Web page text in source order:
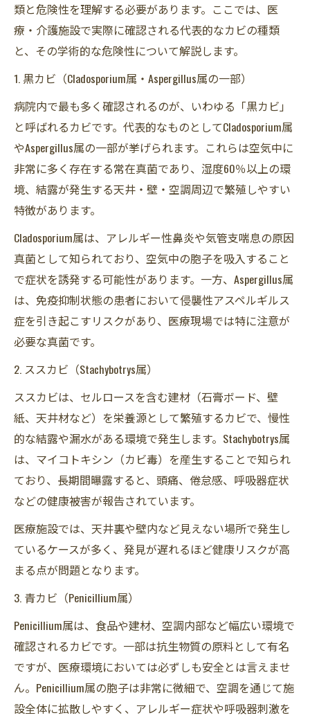
類と危険性を理解する必要があります。ここでは、医
療・介護施設で実際に確認される代表的なカビの種類
と、その学術的な危険性について解説します。
1. 黒カビ（Cladosporium属・Aspergillus属の一部）
病院内で最も多く確認されるのが、いわゆる「黒カビ」
と呼ばれるカビです。代表的なものとしてCladosporium属
やAspergillus属の一部が挙げられます。これらは空気中に
非常に多く存在する常在真菌であり、湿度60％以上の環
境、結露が発生する天井・壁・空調周辺で繁殖しやすい
特徴があります。
Cladosporium属は、アレルギー性鼻炎や気管支喘息の原因
真菌として知られており、空気中の胞子を吸入すること
で症状を誘発する可能性があります。一方、Aspergillus属
は、免疫抑制状態の患者において侵襲性アスペルギルス
症を引き起こすリスクがあり、医療現場では特に注意が
必要な真菌です。
2. ススカビ（Stachybotrys属）
ススカビは、セルロースを含む建材（石膏ボード、壁
紙、天井材など）を栄養源として繁殖するカビで、慢性
的な結露や漏水がある環境で発生します。Stachybotrys属
は、マイコトキシン（カビ毒）を産生することで知られ
ており、長期間曝露すると、頭痛、倦怠感、呼吸器症状
などの健康被害が報告されています。
医療施設では、天井裏や壁内など見えない場所で発生し
ているケースが多く、発見が遅れるほど健康リスクが高
まる点が問題となります。
3. 青カビ（Penicillium属）
Penicillium属は、食品や建材、空調内部など幅広い環境で
確認されるカビです。一部は抗生物質の原料として有名
ですが、医療環境においては必ずしも安全とは言えませ
ん。Penicillium属の胞子は非常に微細で、空調を通じて施
設全体に拡散しやすく、アレルギー症状や呼吸器刺激を